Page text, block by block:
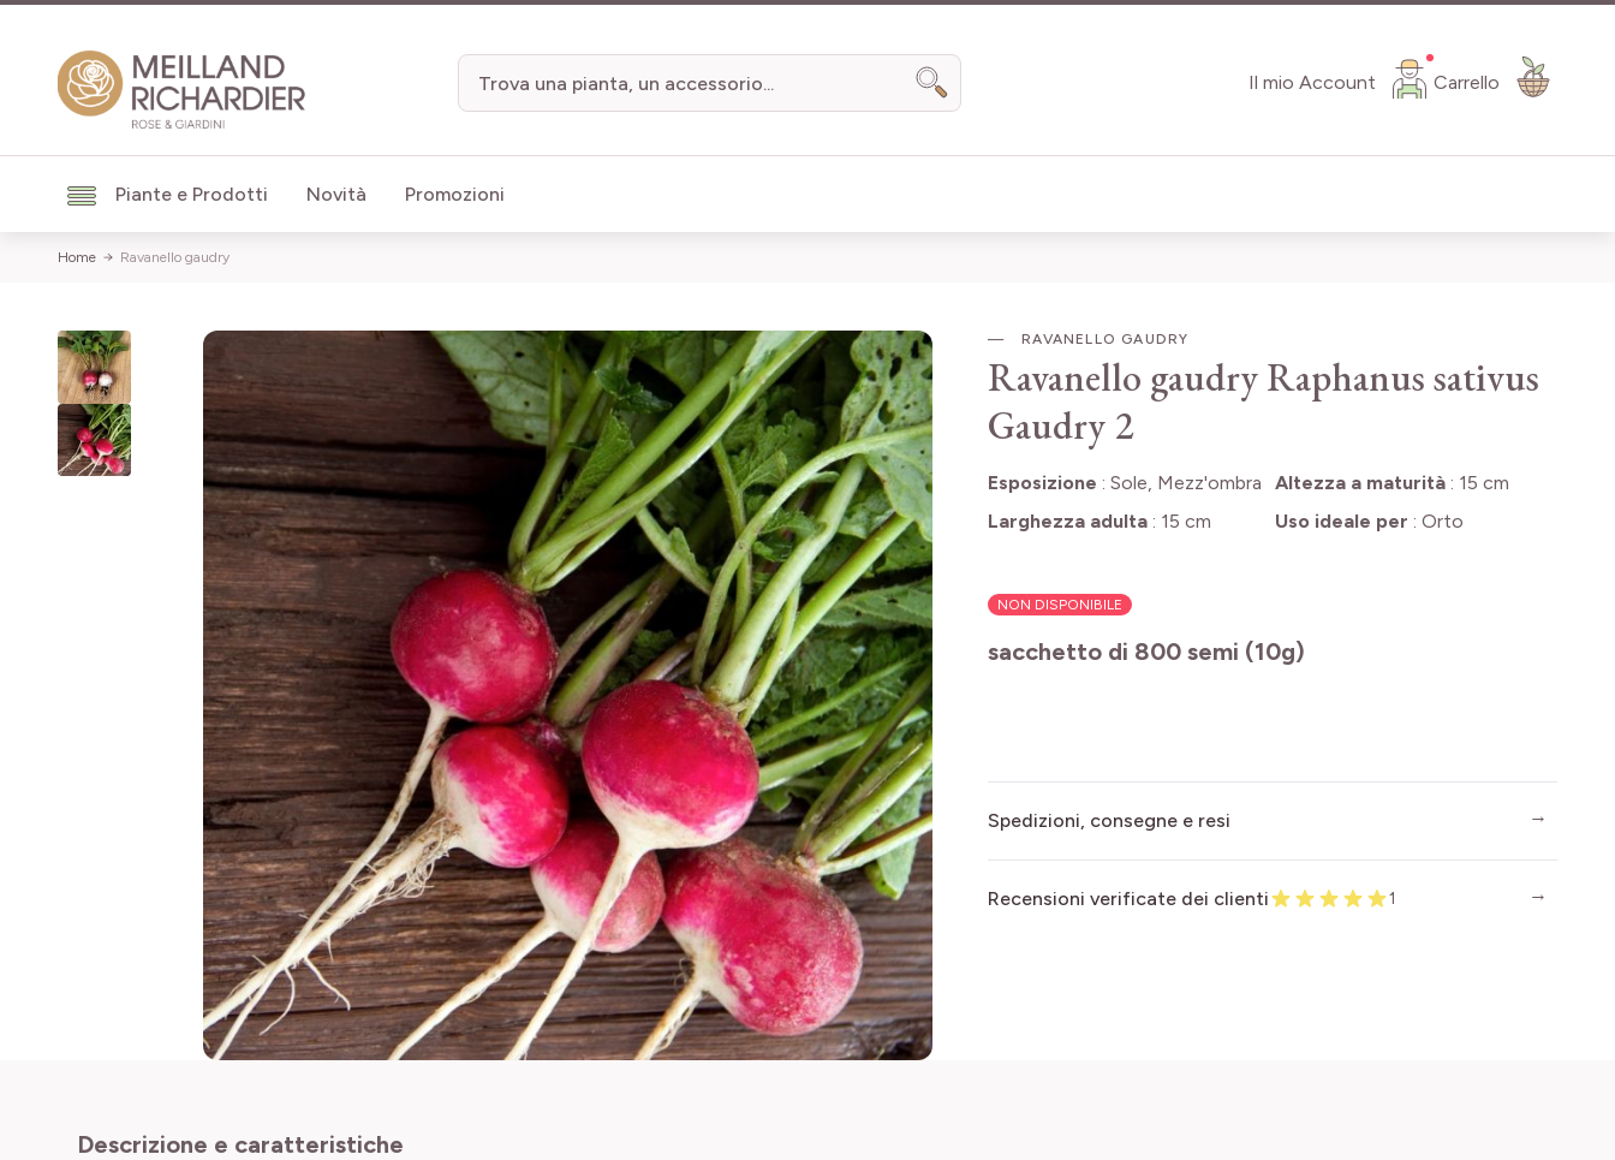
Il mio Account Carrello
Piante e Prodotti Novità Promozioni
Search
Home Ravanello gaudry
RAVANELLO GAUDRY
Ravanello gaudryRaphanus sativus
Gaudry 2
Esposizione : Sole, Mezz'ombra Altezza a maturità: 15 cm
Larghezza adulta: 15 cm Uso ideale per : Orto
NON DISPONIBILE
sacchetto di 800 semi (10g)
Spedizioni, consegne e resi
Recensioni verificate dei clienti 1
Descrizione e caratteristiche